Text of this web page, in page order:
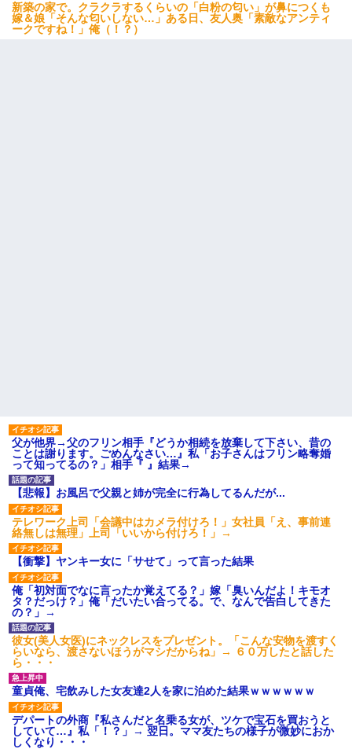
妹が嘘つきな元カレと寄りを戻してしまったという話をしていた
男だけどリベンジポノレノの被害者になって未だに人生が立ち直
せない
テレワーク上司「会議中はカメラ付けろ！」女社員「え、事前連
絡無しは無理」上司「いいから付けろ！」→
新築の家で。クラクラするくらいの「白粉の匂い」が鼻につくも
嫁＆娘「そんな匂いしない…」ある日、友人奥「素敵なアンティ
ークですね！」俺（！？）
父が他界→父のフリン相手『どうか相続を放棄して下さい、昔の
ことは謝ります。ごめんなさい…』私「お子さんはフリン略奪婚
って知ってるの？」相手『 』結果→
【悲報】お風呂で父親と姉が完全に行為してるんだが...
テレワーク上司「会議中はカメラ付けろ！」女社員「え、事前連
絡無しは無理」上司「いいから付けろ！」→
【衝撃】ヤンキー女に「サせて」って言った結果
俺「初対面でなに言ったか覚えてる？」嫁「臭いんだよ！キモオ
タ？だっけ？」俺「だいたい合ってる。で、なんで告白してきた
の？」→
彼女(美人女医)にネックレスをプレゼント。「こんな安物を渡すく
らいなら、渡さないほうがマシだからね」→ ６０万したと話した
ら・・・
童貞俺、宅飲みした女友達2人を家に泊めた結果ｗｗｗｗｗｗ
デパートの外商『私さんだと名乗る女が、ツケで宝石を買おうと
していて…』私「！？」→ 翌日。ママ友たちの様子が微妙におか
しくなり・・・